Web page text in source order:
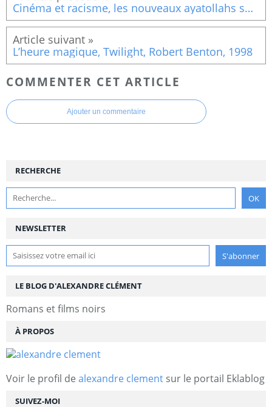
Cinéma et racisme, les nouveaux ayatollahs sont là !
L’heure magique, Twilight, Robert Benton, 1998
COMMENTER CET ARTICLE
Ajouter un commentaire
NEWSLETTER
SUIVEZ-MOI
RECHERCHE
LE BLOG D'ALEXANDRE CLÉMENT
Romans et films noirs
À PROPOS
Voir le profil de alexandre clement sur le portail Eklablog